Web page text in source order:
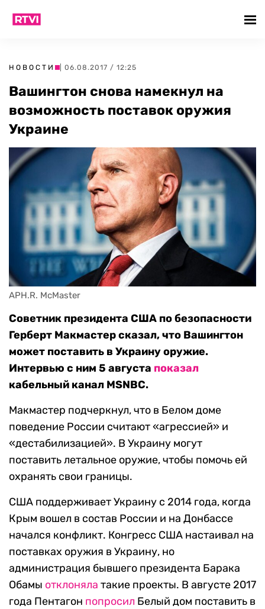
НОВОСТИ | 06.08.2017 / 12:25
Вашингтон снова намекнул на
возможность поставок оружия
Украине
APH.R. McMaster
Советник президента США по безопасности
Герберт Макмастер сказал, что Вашингтон
может поставить в Украину оружие.
Интервью с ним 5 августа показал
кабельный канал MSNBC.
Макмастер подчеркнул, что в Белом доме
поведение России считают «агрессией» и
«дестабилизацией». В Украину могут
поставить летальное оружие, чтобы помочь ей
охранять свои границы.
США поддерживает Украину с 2014 года, когда
Крым вошел в состав России и на Донбассе
начался конфликт. Конгресс США настаивал на
поставках оружия в Украину, но
администрация бывшего президента Барака
Обамы отклоняла такие проекты. В августе 2017
года Пентагон попросил Белый дом поставить в